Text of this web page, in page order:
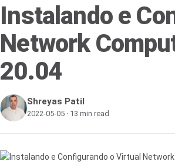
Instalando e
Network
20.04
Shreyas Patil
2022-05-05 · 13 min read